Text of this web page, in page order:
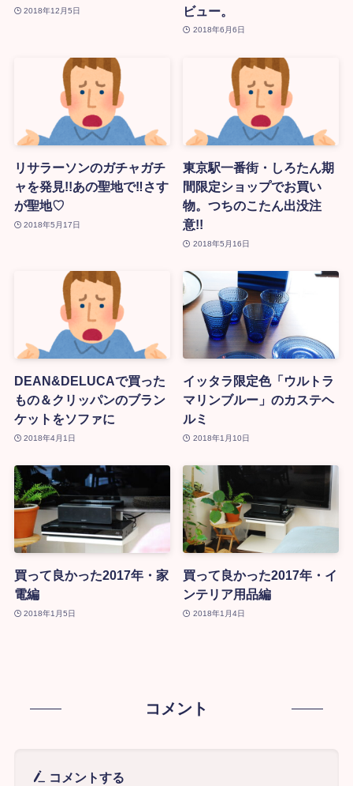
2018年12月5日
ビュー。
2018年6月6日
リサラーソンのガチャガチ
ャを発見!!あの聖地で‼さす
が聖地♡
2018年5月17日
東京駅一番街・しろたん期
間限定ショップでお買い
物。つちのこたん出没注
意!!
2018年5月16日
DEAN&DELUCAで買った
もの＆クリッパンのブラン
ケットをソファに
2018年4月1日
イッタラ限定色「ウルトラ
マリンブルー」のカステヘ
ルミ
2018年1月10日
買って良かった2017年・家
電編
2018年1月5日
買って良かった2017年・イ
ンテリア用品編
2018年1月4日
コメント
コメントする